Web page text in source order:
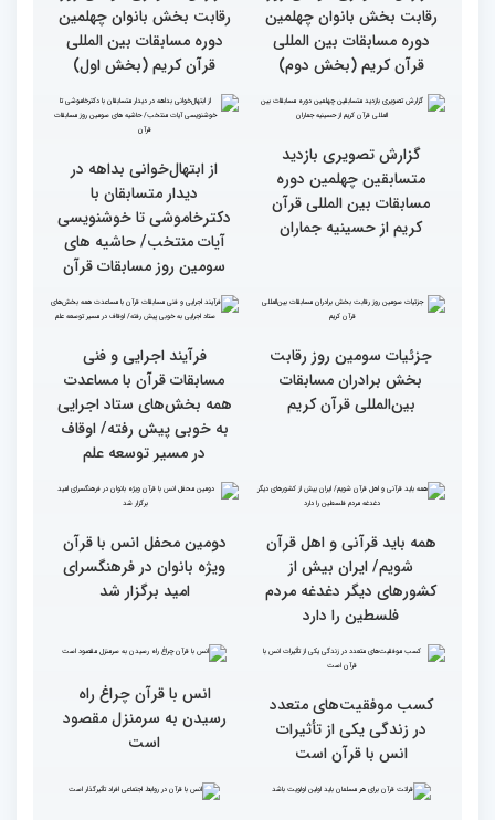
گزارش تصویری دومین روز
رقابت بخش بانوان چهلمین
دوره مسابقات بین المللی
قرآن کریم (بخش دوم)
گزارش تصویری دومین روز
رقابت بخش بانوان چهلمین
دوره مسابقات بین المللی
گزارش تصویری بازدید
کریم از حسینیه جماران
از ابتهال‌خوانی بداهه در
دیدار متسابقان با
دکترخاموشی تا خوشنویسی
آیات منتخب/ حاشیه های
سومین روز مسابقات قرآن
بین‌المللی قرآن کریم
فرآیند اجرایی و فنی
مسابقات قرآن با مساعدت
همه بخش‌های ستاد اجرایی
به خوبی پیش رفته/ اوقاف
در مسیر توسعه علم
همه باید قرآنی و اهل قرآن
شویم/ ایران بیش از
کشورهای دیگر دغدغه مردم
فلسطین را دارد
ویژه بانوان در فرهنگسرای
کسب موفقیت‌های متعدد
انس با قرآن چراغ راه
رسیدن به سرمنزل مقصود